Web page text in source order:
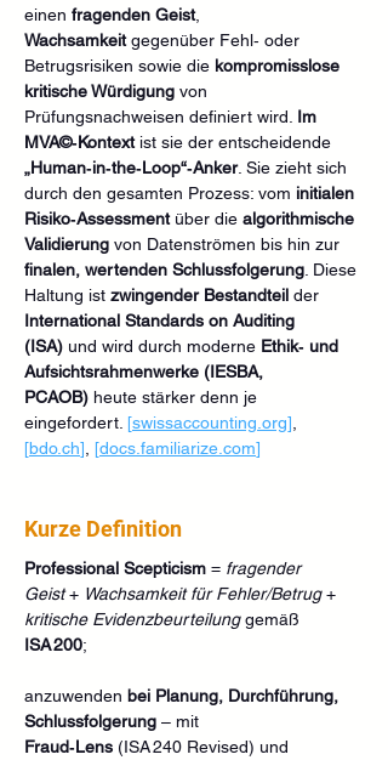
einen fragenden Geist,
Wachsamkeit gegenüber Fehl‑ oder
Betrugsrisiken sowie die kompromisslose
kritische Würdigung von
Prüfungsnachweisen definiert wird. Im
MVA©‑Kontext ist sie der entscheidende
„Human‑in‑the‑Loop“‑Anker. Sie zieht sich
durch den gesamten Prozess: vom initialen
Risiko‑Assessment über die algorithmische
Validierung von Datenströmen bis hin zur
finalen, wertenden Schlussfolgerung . Diese
Haltung ist zwingender Bestandteil der
International Standards on Auditing
(ISA) und wird durch moderne Ethik‑ und
Aufsichtsrahmenwerke (IESBA,
PCAOB) heute stärker denn je
eingefordert. [swissaccounting.org]
[bdo.ch] [docs.familiarize.com]
Kurze Definition
Professional Scepticism = fragender
Geist + Wachsamkeit für Fehler/Betrug +
kritische Evidenzbeurteilung gemäß
ISA 200;
anzuwenden bei Planung, Durchführung,
Schlussfolgerung – mit
Fraud‑Lens (ISA 240 Revised) und